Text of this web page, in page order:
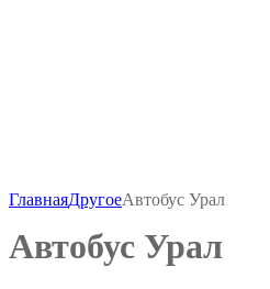
ГлавнаяДругоеАвтобус Урал
Автобус Урал